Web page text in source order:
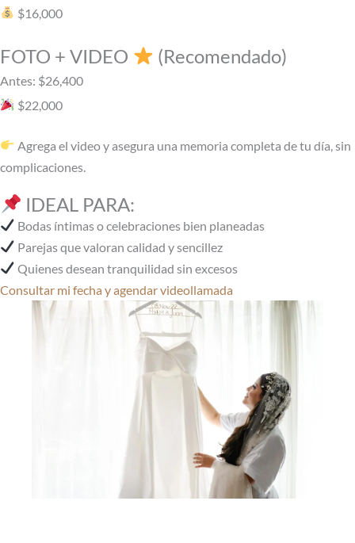
$16,000
FOTO + VIDEO (Recomendado)
Antes: $26,400
$22,000
Agrega el video y asegura una memoria completa de tu día, sin
complicaciones.
IDEAL PARA:
Bodas íntimas o celebraciones bien planeadas
Parejas que valoran calidad y sencillez
Quienes desean tranquilidad sin excesos
Consultar mi fecha y agendar videollamada